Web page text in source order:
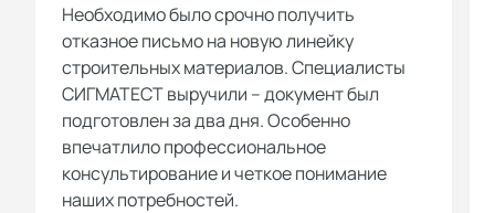
Необходимо было срочно получить
отказное письмо на новую линейку
строительных материалов. Специалисты
СИГМАТЕСТ выручили – документ был
подготовлен за два дня. Особенно
впечатлило профессиональное
консультирование и четкое понимание
наших потребностей.